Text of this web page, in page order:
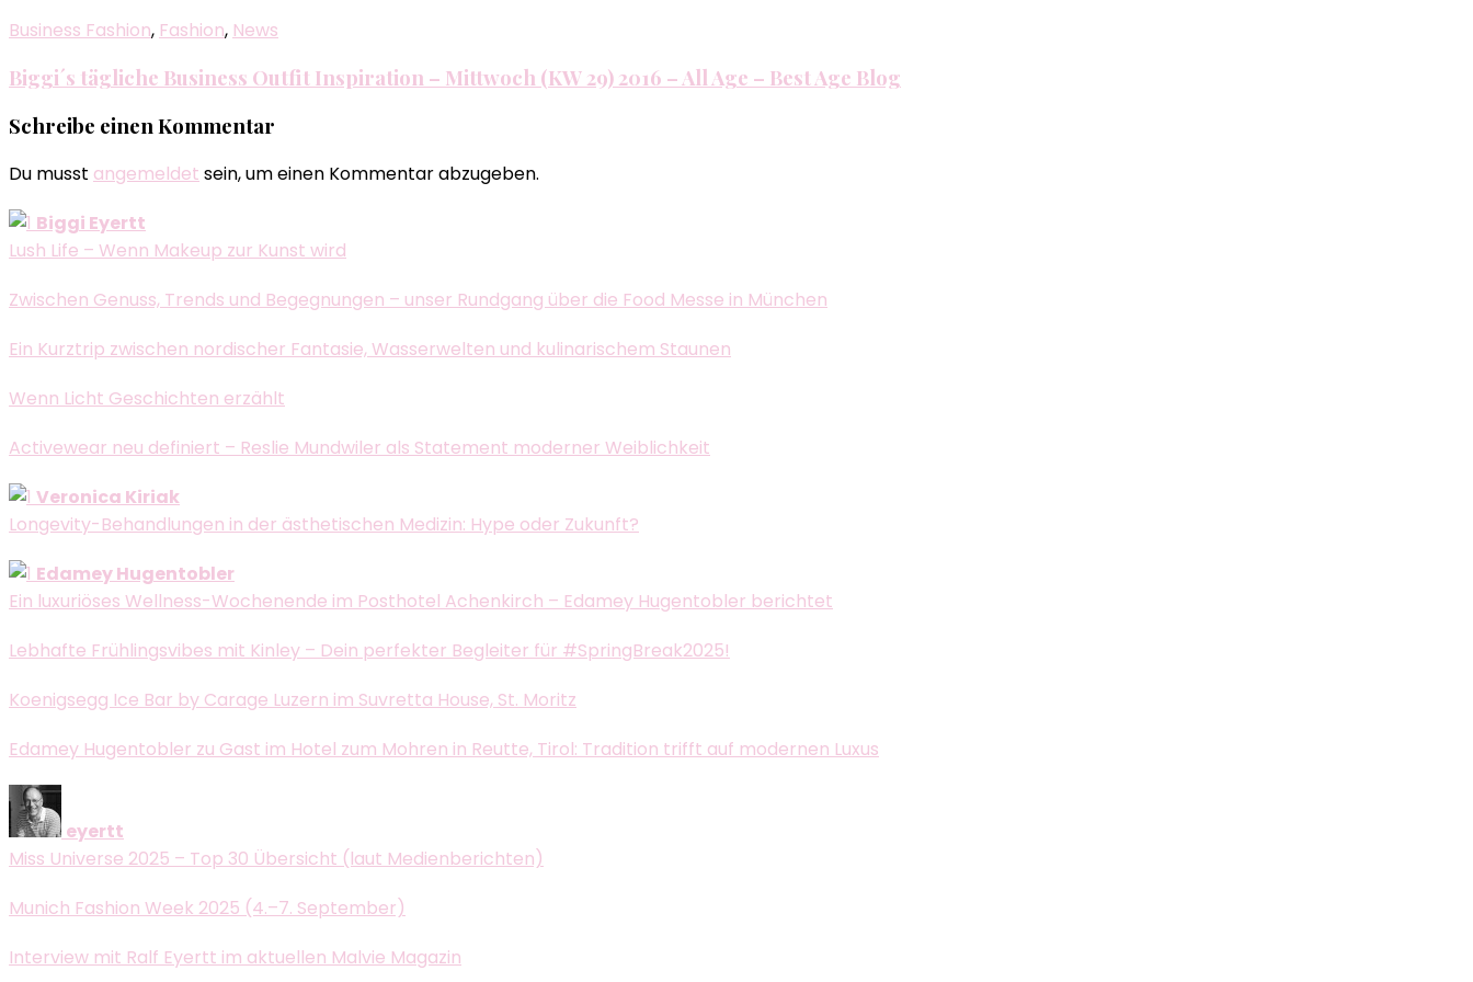
Business Fashion, Fashion, News
Biggi´s tägliche Business Outfit Inspiration – Mittwoch (KW 29) 2016 – All Age – Best Age Blog
Schreibe einen Kommentar
Du musst angemeldet sein, um einen Kommentar abzugeben.
Biggi Eyertt
Lush Life – Wenn Makeup zur Kunst wird
Zwischen Genuss, Trends und Begegnungen – unser Rundgang über die Food Messe in München
Ein Kurztrip zwischen nordischer Fantasie, Wasserwelten und kulinarischem Staunen
Wenn Licht Geschichten erzählt
Activewear neu definiert – Reslie Mundwiler als Statement moderner Weiblichkeit
Veronica Kiriak
Longevity-Behandlungen in der ästhetischen Medizin: Hype oder Zukunft?
Edamey Hugentobler
Ein luxuriöses Wellness-Wochenende im Posthotel Achenkirch – Edamey Hugentobler berichtet
Lebhafte Frühlingsvibes mit Kinley – Dein perfekter Begleiter für #SpringBreak2025!
Koenigsegg Ice Bar by Carage Luzern im Suvretta House, St. Moritz
Edamey Hugentobler zu Gast im Hotel zum Mohren in Reutte, Tirol: Tradition trifft auf modernen Luxus
eyertt
Miss Universe 2025 – Top 30 Übersicht (laut Medienberichten)
Munich Fashion Week 2025 (4.–7. September)
Interview mit Ralf Eyertt im aktuellen Malvie Magazin